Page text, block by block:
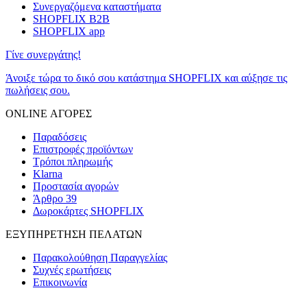
Συνεργαζόμενα καταστήματα
SHOPFLIX B2B
SHOPFLIX app
Γίνε συνεργάτης!
Άνοιξε τώρα το δικό σου κατάστημα SHOPFLIX και αύξησε τις
πωλήσεις σου.
ONLINE ΑΓΟΡΕΣ
Παραδόσεις
Επιστροφές προϊόντων
Τρόποι πληρωμής
Klarna
Προστασία αγορών
Άρθρο 39
Δωροκάρτες SHOPFLIX
ΕΞΥΠΗΡΕΤΗΣΗ ΠΕΛΑΤΩΝ
Παρακολούθηση Παραγγελίας
Συχνές ερωτήσεις
Επικοινωνία